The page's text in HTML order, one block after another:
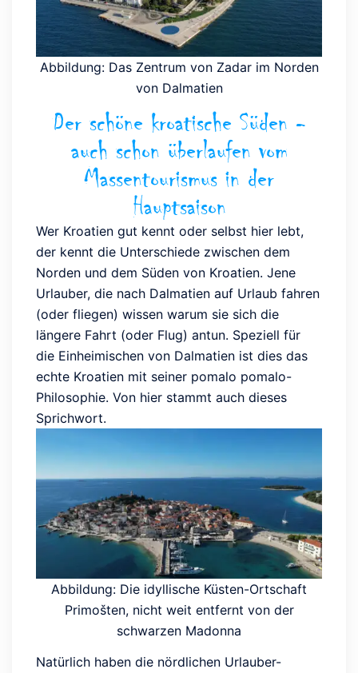
Abbildung: Das Zentrum von Zadar im Norden
von Dalmatien
Der schöne kroatische Süden -
auch schon überlaufen vom
Massentourismus in der
Hauptsaison
Wer Kroatien gut kennt oder selbst hier lebt,
der kennt die Unterschiede zwischen dem
Norden und dem Süden von Kroatien. Jene
Urlauber, die nach Dalmatien auf Urlaub fahren
(oder fliegen) wissen warum sie sich die
längere Fahrt (oder Flug) antun. Speziell für
die Einheimischen von Dalmatien ist dies das
echte Kroatien mit seiner pomalo pomalo-
Philosophie. Von hier stammt auch dieses
Sprichwort.
Abbildung: Die idyllische Küsten-Ortschaft
Primošten, nicht weit entfernt von der
schwarzen Madonna
Natürlich haben die nördlichen Urlauber-